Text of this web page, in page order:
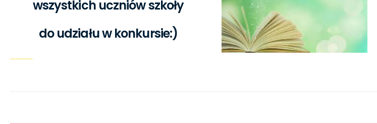
wszystkich uczniów szkoły
do udziału w konkursie:)